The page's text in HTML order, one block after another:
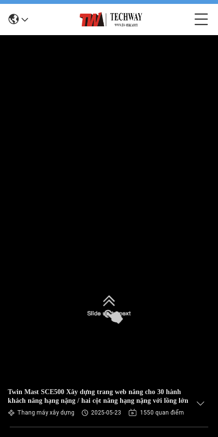
Twin Mast SCE500 Xây dựng trang web nâng cho 30 hành
khách nâng hạng nặng / hai cột nâng hạng nặng với lồng lớn
Thang máy xây dựng 2025-05-23 1550 quan điểm